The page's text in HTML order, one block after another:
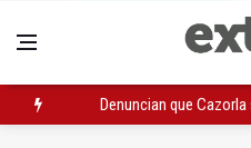
Denuncian que